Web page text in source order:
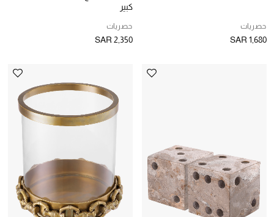
ركن أناقة المنتجعات
الأحذية الرجالية
جميع الإكسسورات الرجالية
حصريات
SAR 1,680
كبير
حصريات
SAR 2,350